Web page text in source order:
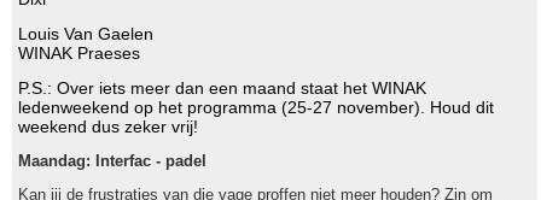
Louis Van Gaelen
WINAK Praeses
P.S.: Over iets meer dan een maand staat het WINAK
ledenweekend op het programma (25-27 november). Houd dit
weekend dus zeker vrij!
Maandag: Interfac - padel
Kan jij de frustraties van die vage proffen niet meer houden? Zin om